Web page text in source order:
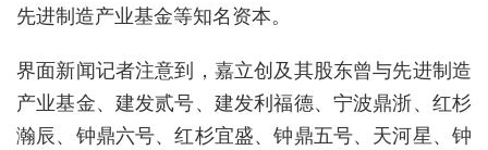
先进制造产业基金等知名资本。
界面新闻记者注意到，嘉立创及其股东曾与先进制造
产业基金、建发贰号、建发利福德、宁波鼎浙、红杉
瀚辰、钟鼎六号、红杉宜盛、钟鼎五号、天河星、钟